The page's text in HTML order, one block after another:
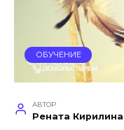
ОБУЧЕНИЕ
АВТОР
Рената Кирилина